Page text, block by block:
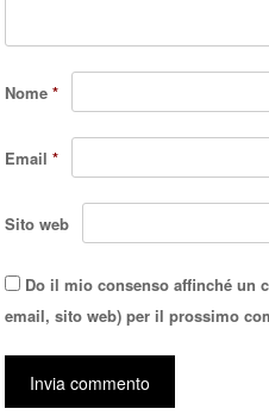
Nome*
Email*
Sito web
Do il mio consenso affinché un
email, sito web) per il prossimo